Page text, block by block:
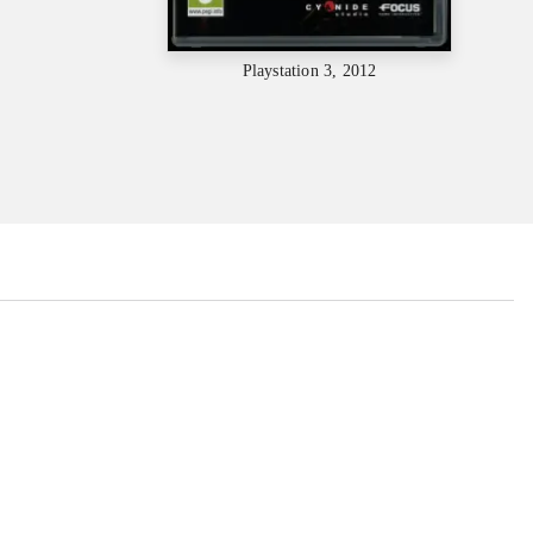
Playstation 3, 2012